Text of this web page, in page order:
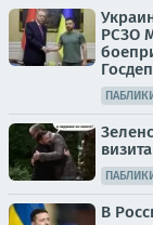
РСЗО
В